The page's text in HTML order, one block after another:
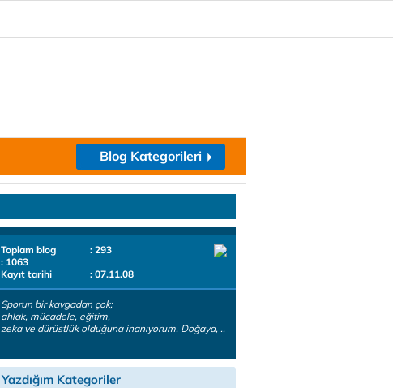
Blog Kategorileri
Toplam blog
: 293
: 1063
Kayıt tarihi
: 07.11.08
Sporun bir kavgadan çok;
ahlak, mücadele, eğitim,
zeka ve dürüstlük olduğuna inanıyorum. Doğaya, ..
Yazdığım Kategoriler